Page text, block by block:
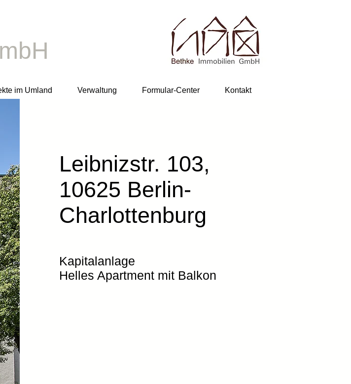
im Umland Verwaltung Formular-Center Kontakt
Leibnizstr. 103,
10625 Berlin-
Charlottenburg
Kapitalanlage
Helles Apartment mit Balkon